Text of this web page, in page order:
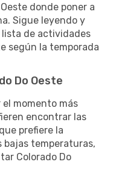
donde poner a
Sigue leyendo y
de actividades
según la temporada
Do Oeste
el momento más
encontrar las
prefiere la
temperaturas,
Colorado Do